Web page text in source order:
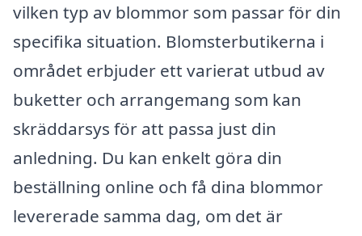
vilken typ av blommor som passar för din
specifika situation. Blomsterbutikerna i
området erbjuder ett varierat utbud av
buketter och arrangemang som kan
skräddarsys för att passa just din
anledning. Du kan enkelt göra din
beställning online och få dina blommor
levererade samma dag, om det är